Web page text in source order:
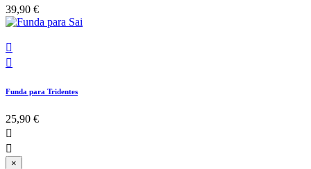
39,90 €


Funda para Tridentes
25,90 €


×